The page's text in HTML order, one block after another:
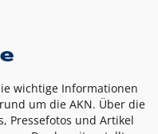
wichtige Informationen
um die AKN. Über die
Pressefotos und Artikel